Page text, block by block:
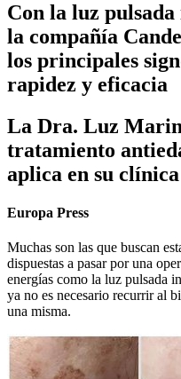
Con la luz
la compañía
los principales
rapidez y eficacia
La Dra. Luz
tratamiento
aplica en su
Europa Press
Muchas son las que buscan
dispuestas a pasar por una
energías como la luz pulsada
ya no es necesario recurrir al
una misma.